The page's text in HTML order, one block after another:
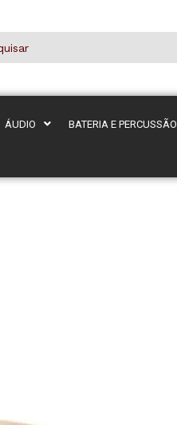
ÁUDIO BATERIA E PERCUSSÃO